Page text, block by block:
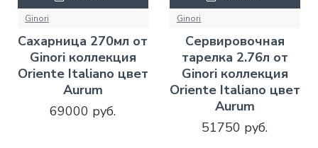
Ginori
Сахарница 270мл от
Ginori коллекция
Oriente Italiano цвет
Aurum
69000 руб.
Ginori
Сервировочная
тарелка 2.76л от
Ginori коллекция
Oriente Italiano цвет
Aurum
51750 руб.